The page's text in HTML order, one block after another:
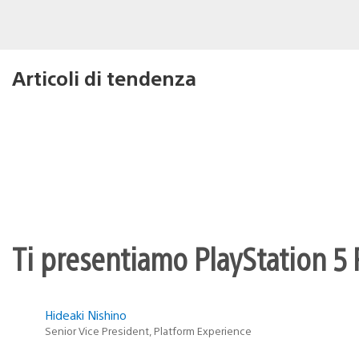
Articoli di tendenza
Ti presentiamo PlayStation
Hideaki Nishino
Senior Vice President, Platform Experience